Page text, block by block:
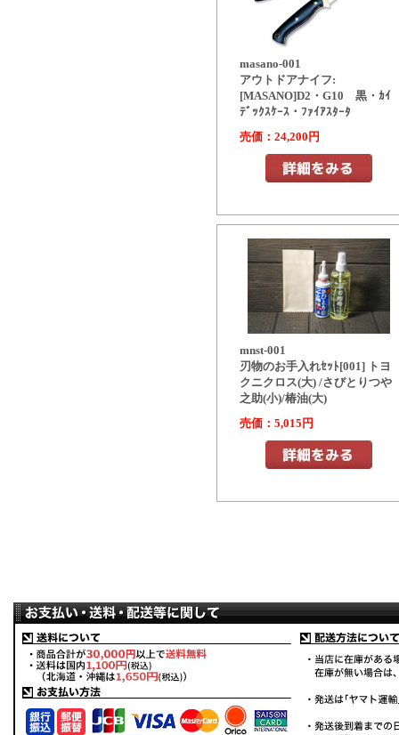
masano-001
アウトドアナイフ:
[MASANO]D2・G10 黒・ｶｲ
ﾃﾞｯｸｽｹｰｽ・ﾌｧｲｱｽﾀｰﾀ
売価：24,200円
mnst-001
刃物のお手入れｾｯﾄ[001] トヨ
クニクロス(大) /さびとりつや
之助(小)/椿油(大)
売価：5,015円